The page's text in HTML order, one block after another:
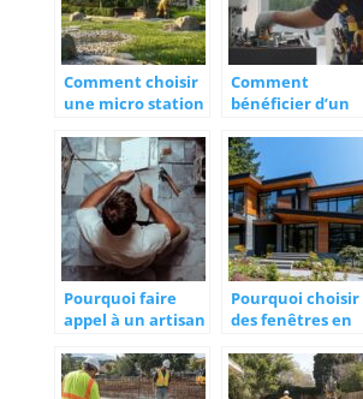
Comment choisir
une micro station
votre maison
Comment
bénéficier d’un
par chauffagiste à
Vannes
Pourquoi faire
appel à un artisan
rénovation de
salle de bain à
Pourquoi choisir
des fenêtres en